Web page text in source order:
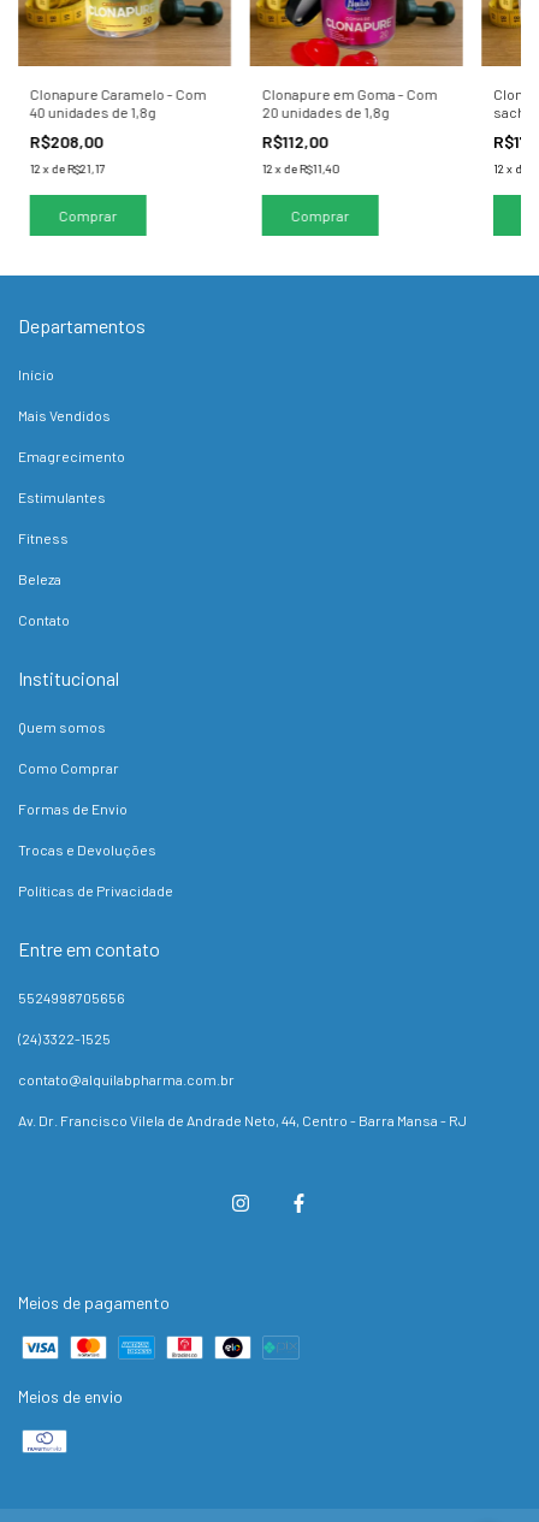
Clonapure Caramelo - Com
40 unidades de 1,8g
R$208,00
12 xdeR$21,17
Clonapure em Goma - Com
20 unidades de 1,8g
R$112,00
12 xdeR$11,40 12 x de
Departamentos
Início
Mais Vendidos
Emagrecimento
Estimulantes
Fitness
Beleza
Contato
Institucional
Quem somos
Como Comprar
Formas de Envio
Trocas e Devoluções
Políticas de Privacidade
Entre em contato
5524998705656
(24) 3322-1525
contato@alquilabpharma.com.br
Av. Dr. Francisco Vilela de Andrade Neto, 44, Centro - Barra Mansa - RJ
Meios de pagamento
Meios de envio